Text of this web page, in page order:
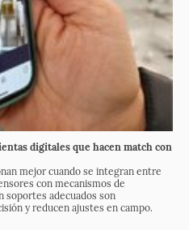
digitales que hacen match con
mejor cuando se integran entre
con mecanismos de
soportes adecuados son
y reducen ajustes en campo.